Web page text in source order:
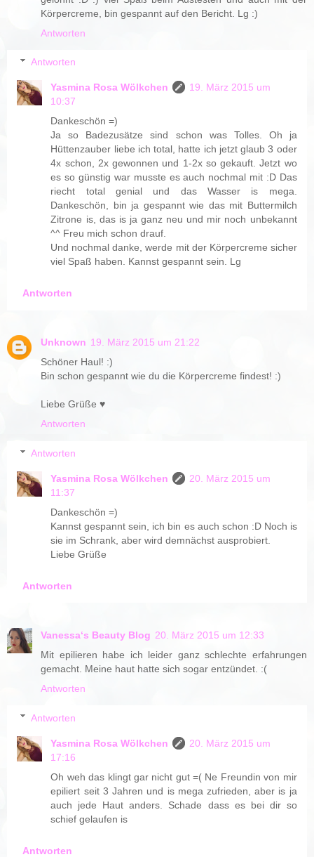
Körpercreme, bin gespannt auf den Bericht. Lg :)
Antworten
Antworten
Yasmina Rosa Wölkchen
19. März 2015 um
10:37
Dankeschön =)
Ja so Badezusätze sind schon was Tolles. Oh ja
Hüttenzauber liebe ich total, hatte ich jetzt glaub 3 oder
4x schon, 2x gewonnen und 1-2x so gekauft. Jetzt wo
es so günstig war musste es auch nochmal mit :D Das
riecht total genial und das Wasser is mega.
Dankeschön, bin ja gespannt wie das mit Buttermilch
Zitrone is, das is ja ganz neu und mir noch unbekannt
^^ Freu mich schon drauf.
Und nochmal danke, werde mit der Körpercreme sicher
viel Spaß haben. Kannst gespannt sein. Lg
Antworten
Unknown 19. März 2015 um 21:22
Schöner Haul! :)
Bin schon gespannt wie du die Körpercreme findest! :)
Liebe Grüße ♥
Antworten
Antworten
Yasmina Rosa Wölkchen
20. März 2015 um
11:37
Dankeschön =)
Kannst gespannt sein, ich bin es auch schon :D Noch is
sie im Schrank, aber wird demnächst ausprobiert.
Liebe Grüße
Antworten
Vanessa‘s Beauty Blog 20. März 2015 um 12:33
Mit epilieren habe ich leider ganz schlechte erfahrungen
gemacht. Meine haut hatte sich sogar entzündet. :(
Antworten
Antworten
Yasmina Rosa Wölkchen
20. März 2015 um
17:16
Oh weh das klingt gar nicht gut =( Ne Freundin von mir
epiliert seit 3 Jahren und is mega zufrieden, aber is ja
auch jede Haut anders. Schade dass es bei dir so
schief gelaufen is
Antworten